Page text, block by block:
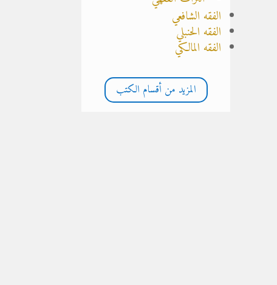
الفقه الشافعي
الفقه الحنبلي
الفقه المالكي
المزيد من أقسام الكتب